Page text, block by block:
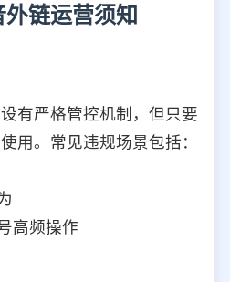
链运营须知
有严格管控机制，但只要
用。常见违规场景包括：
高频操作